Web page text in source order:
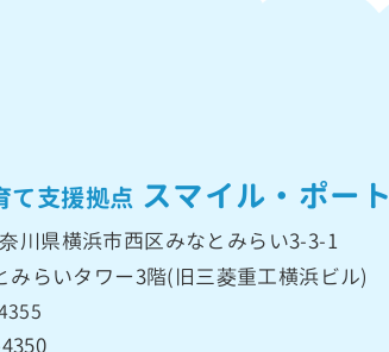
て支援拠点 スマイル・ポート
川県横浜市西区みなとみらい3-3-1
みらいタワー3階(旧三菱重工横浜ビル)